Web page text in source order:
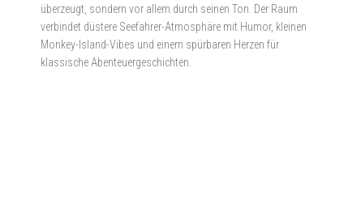
überzeugt, sondern vor allem durch seinen Ton. Der Raum
verbindet düstere Seefahrer-Atmosphäre mit Humor, kleinen
Monkey-Island-Vibes und einem spürbaren Herzen für
klassische Abenteuergeschichten.